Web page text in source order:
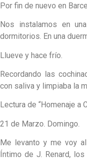
Por fin de nuevo en
Nos instalamos en
dormitorios. En una
Llueve y hace frío.
Recordando las
con saliva y limpiaba la
Lectura de “Homenaje a
21 de Marzo. Domingo.
Me levanto y me voy
Íntimo de J. Renard,